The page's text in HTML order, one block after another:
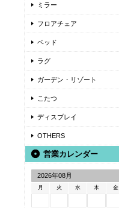
ミラー
フロアチェア
ベッド
ラグ
ガーデン・リゾート
こたつ
ディスプレイ
OTHERS
営業カレンダー
2026年08月
月 火 水 木 金